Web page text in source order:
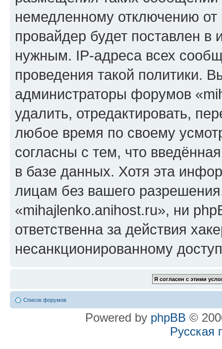
немедленному отключению
провайдер будет поставлен в
нужным. IP-адреса всех
проведения такой политики.
администраторы форумов
удалить, отредактировать,
любое время по своему
согласны с тем, что
в базе данных. Хотя эта
лицам без вашего
«mihajlenko.anihost.ru», ни
ответственна за действия
несанкционированному
Список форумов
Powered by phpBB ©
Русская